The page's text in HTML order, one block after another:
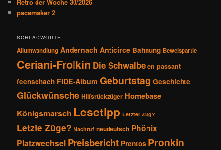
i
o
Retro der Woche 30/2026
pacemaker 2
SCHLAGWORTE
Allumwandlung Andernach Anticirce Bahnung Beweispartie
Ceriani-Frolkin Die Schwalbe en passant
feenschach FIDE-Album Geburtstag Geschichte
Glückwünsche Hilfsrückzüger Homebase
Königsmarsch Lesetipp Letzter Zug?
Letzte Züge? Nachruf neudeutsch Phönix
Platzwechsel Preisbericht Prentos Pronkin